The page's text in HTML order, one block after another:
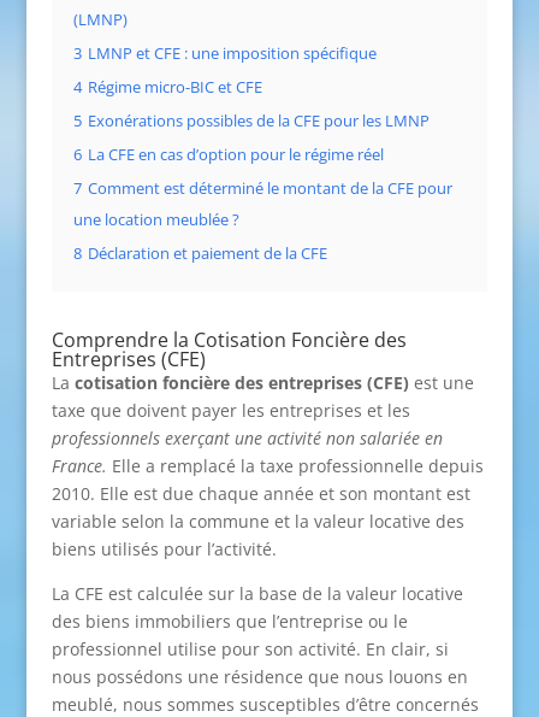
(LMNP)
3 LMNP et CFE : une imposition spécifique
4 Régime micro-BIC et CFE
5 Exonérations possibles de la CFE pour les LMNP
6 La CFE en cas d’option pour le régime réel
7 Comment est déterminé le montant de la CFE pour
une location meublée ?
8 Déclaration et paiement de la CFE
Comprendre la Cotisation Foncière des
Entreprises (CFE)
La cotisation foncière des entreprises (CFE) est une
taxe que doivent payer les entreprises et les
professionnels exerçant une activité non salariée en
France. Elle a remplacé la taxe professionnelle depuis
2010. Elle est due chaque année et son montant est
variable selon la commune et la valeur locative des
biens utilisés pour l’activité.
La CFE est calculée sur la base de la valeur locative
des biens immobiliers que l’entreprise ou le
professionnel utilise pour son activité. En clair, si
nous possédons une résidence que nous louons en
meublé, nous sommes susceptibles d’être concernés